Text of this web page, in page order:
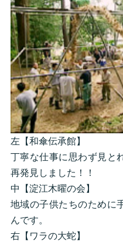
左【和傘伝承館】
丁寧な仕事に思わず見と
再発見しました！！
中【淀江木曜の会】
地域の子供たちのために
んです。
右【ワラの大蛇】